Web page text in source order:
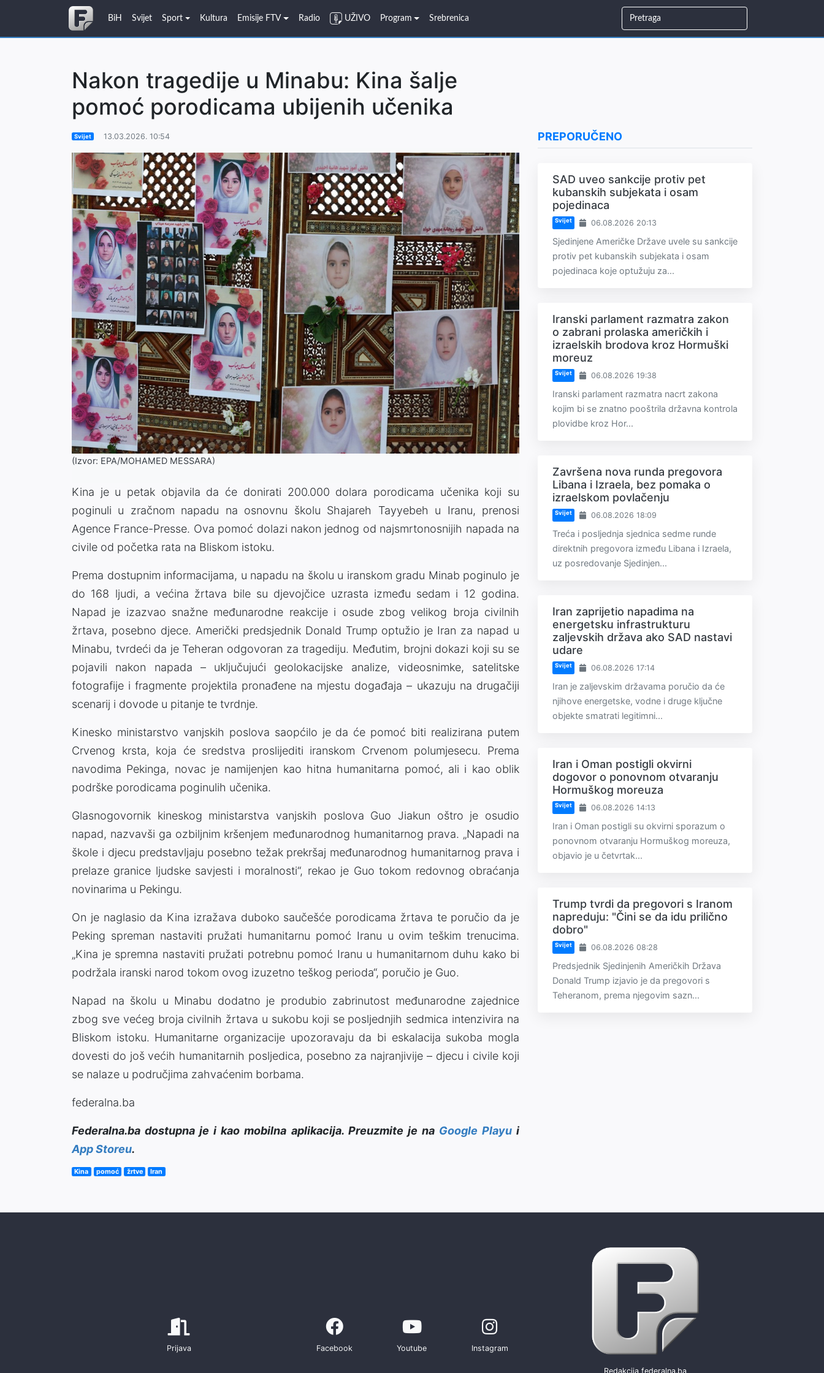
BiH Svijet Sport Kultura Emisije FTV Radio UŽIVO Program Srebrenica
Nakon tragedije u Minabu: Kina šalje
pomoć porodicama ubijenih učenika
Svijet 13.03.2026. 10:54
(Izvor: EPA/MOHAMED MESSARA)
Kina je u petak objavila da će donirati 200.000 dolara porodicama učenika koji su
poginuli u zračnom napadu na osnovnu školu Shajareh Tayyebeh u Iranu, prenosi
Agence France-Presse. Ova pomoć dolazi nakon jednog od najsmrtonosnijih napada na
civile od početka rata na Bliskom istoku.
Prema dostupnim informacijama, u napadu na školu u iranskom gradu Minab poginulo je
do 168 ljudi, a većina žrtava bile su djevojčice uzrasta između sedam i 12 godina.
Napad je izazvao snažne međunarodne reakcije i osude zbog velikog broja civilnih
žrtava, posebno djece. Američki predsjednik Donald Trump optužio je Iran za napad u
Minabu, tvrdeći da je Teheran odgovoran za tragediju. Međutim, brojni dokazi koji su se
pojavili nakon napada – uključujući geolokacijske analize, videosnimke, satelitske
fotografije i fragmente projektila pronađene na mjestu događaja – ukazuju na drugačiji
scenarij i dovode u pitanje te tvrdnje.
Kinesko ministarstvo vanjskih poslova saopćilo je da će pomoć biti realizirana putem
Crvenog krsta, koja će sredstva proslijediti iranskom Crvenom polumjesecu. Prema
navodima Pekinga, novac je namijenjen kao hitna humanitarna pomoć, ali i kao oblik
podrške porodicama poginulih učenika.
Glasnogovornik kineskog ministarstva vanjskih poslova Guo Jiakun oštro je osudio
napad, nazvavši ga ozbiljnim kršenjem međunarodnog humanitarnog prava. „Napadi na
škole i djecu predstavljaju posebno težak prekršaj međunarodnog humanitarnog prava i
prelaze granice ljudske savjesti i moralnosti“, rekao je Guo tokom redovnog obraćanja
novinarima u Pekingu.
On je naglasio da Kina izražava duboko saučešće porodicama žrtava te poručio da je
Peking spreman nastaviti pružati humanitarnu pomoć Iranu u ovim teškim trenucima.
„Kina je spremna nastaviti pružati potrebnu pomoć Iranu u humanitarnom duhu kako bi
podržala iranski narod tokom ovog izuzetno teškog perioda“, poručio je Guo.
Napad na školu u Minabu dodatno je produbio zabrinutost međunarodne zajednice
zbog sve većeg broja civilnih žrtava u sukobu koji se posljednjih sedmica intenzivira na
Bliskom istoku. Humanitarne organizacije upozoravaju da bi eskalacija sukoba mogla
dovesti do još većih humanitarnih posljedica, posebno za najranjivije – djecu i civile koji
se nalaze u područjima zahvaćenim borbama.
federalna.ba
Federalna.ba dostupna je i kao mobilna aplikacija. Preuzmite je na Google Playui
App Storeu.
Kina pomoć žrtve Iran
PREPORUČENO
SAD uveo sankcije protiv pet
kubanskih subjekata i osam
pojedinaca
Svijet 06.08.2026 20:13
Sjedinjene Američke Države uvele su sankcije
protiv pet kubanskih subjekata i osam
pojedinaca koje optužuju za...
Iranski parlament razmatra zakon
o zabrani prolaska američkih i
izraelskih brodova kroz Hormuški
moreuz
Svijet 06.08.2026 19:38
Iranski parlament razmatra nacrt zakona
kojim bi se znatno pooštrila državna kontrola
plovidbe kroz Hor...
Završena nova runda pregovora
Libana i Izraela, bez pomaka o
izraelskom povlačenju
Svijet 06.08.2026 18:09
Treća i posljednja sjednica sedme runde
direktnih pregovora između Libana i Izraela,
uz posredovanje Sjedinjen...
Iran zaprijetio napadima na
energetsku infrastrukturu
zaljevskih država ako SAD nastavi
udare
Svijet 06.08.2026 17:14
Iran je zaljevskim državama poručio da će
njihove energetske, vodne i druge ključne
objekte smatrati legitimni...
Iran i Oman postigli okvirni
dogovor o ponovnom otvaranju
Hormuškog moreuza
Svijet 06.08.2026 14:13
Iran i Oman postigli su okvirni sporazum o
ponovnom otvaranju Hormuškog moreuza,
objavio je u četvrtak...
Trump tvrdi da pregovori s Iranom
napreduju: "Čini se da idu prilično
dobro"
Svijet 06.08.2026 08:28
Predsjednik Sjedinjenih Američkih Država
Donald Trump izjavio je da pregovori s
Teheranom, prema njegovim sazn...
Prijava Facebook Youtube Instagram
Redakcija federalna.ba